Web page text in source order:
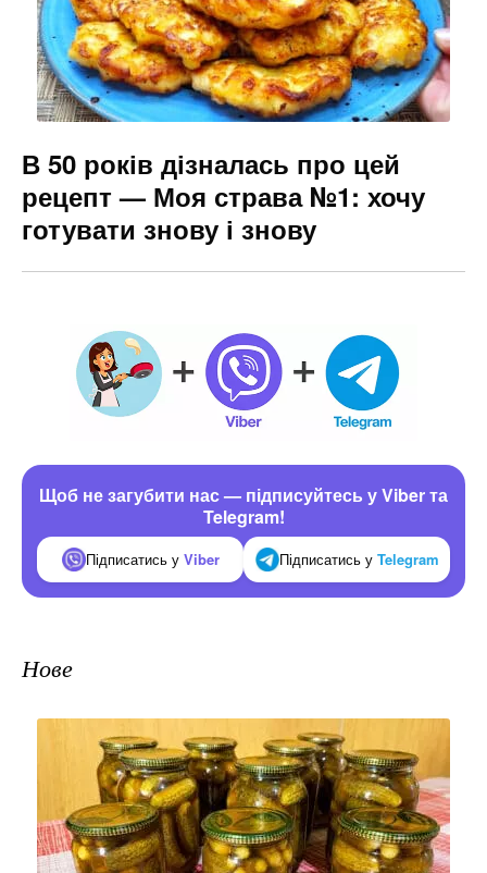
В 50 років дізналась про цей
рецепт — Моя страва №1: хочу
готувати знову і знову
Щоб не загубити нас — підписуйтесь у Viber та
Telegram!
Підписатись у Viber Підписатись у Telegram
Нове